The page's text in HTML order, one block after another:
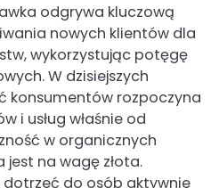
odgrywa kluczową
nowych klientów dla
wykorzystując potęgę
W dzisiejszych
konsumentów rozpoczyna
i usług właśnie od
w organicznych
jest na wagę złota.
dotrzeć do osób aktywnie